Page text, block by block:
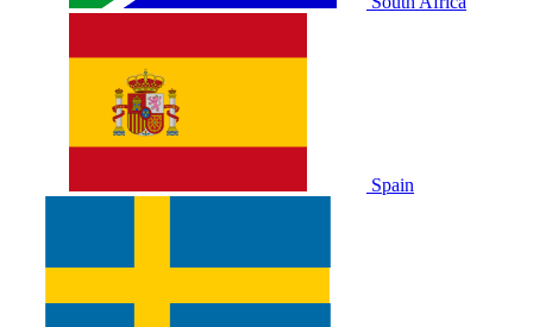
Spain